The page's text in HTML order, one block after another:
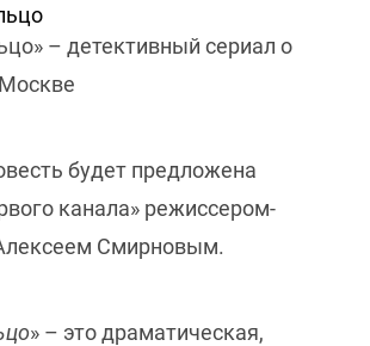
– детективный сериал о
будет предложена
канала» режиссером-
Смирновым.
» – это драматическая,